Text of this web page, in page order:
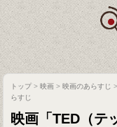
トップ>映画 >映画のあらすじ >
らすじ
映画「TED（テ